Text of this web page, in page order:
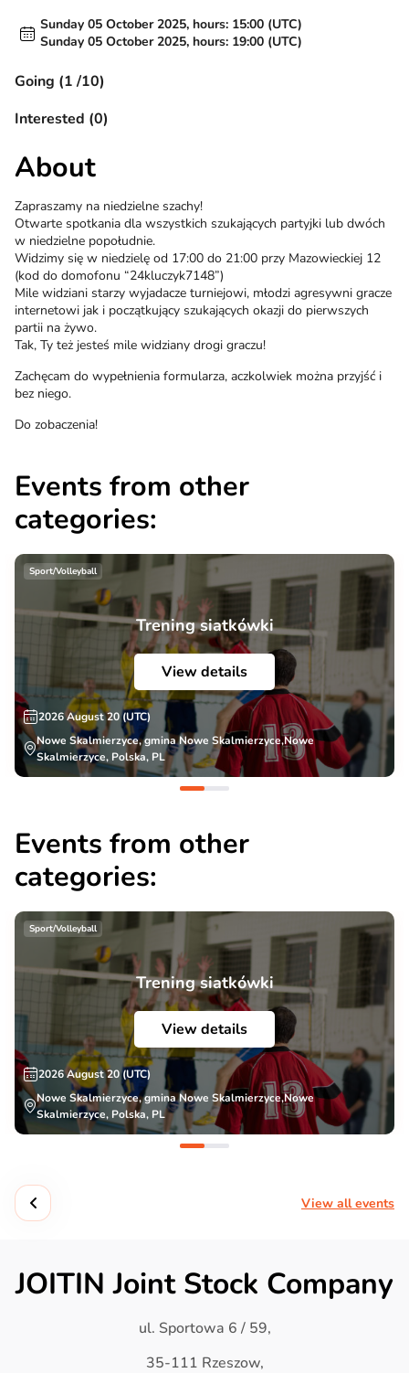
Sunday 05 October 2025, hours: 15:00 (UTC)
Sunday 05 October 2025, hours: 19:00 (UTC)
Going (1 /10)
Interested (0)
About
Zapraszamy na niedzielne szachy!
Otwarte spotkania dla wszystkich szukających partyjki lub dwóch
w niedzielne popołudnie.
Widzimy się w niedzielę od 17:00 do 21:00 przy Mazowieckiej 12
(kod do domofonu “24kluczyk7148”)
Mile widziani starzy wyjadacze turniejowi, młodzi agresywni gracze
internetowi jak i początkujący szukających okazji do pierwszych
partii na żywo.
Tak, Ty też jesteś mile widziany drogi graczu!
Zachęcam do wypełnienia formularza, aczkolwiek można przyjść i
bez niego.
Do zobaczenia!
Events from other
categories:
Sport/Volleyball
Trening siatkówki
View details
2026 August 20 (UTC)
Nowe Skalmierzyce, gmina Nowe Skalmierzyce,Nowe
Skalmierzyce, Polska, PL
Events from other
categories:
Sport/Volleyball
Trening siatkówki
View details
2026 August 20 (UTC)
Nowe Skalmierzyce, gmina Nowe Skalmierzyce,Nowe
Skalmierzyce, Polska, PL
View all events
JOITIN Joint Stock Company
ul. Sportowa 6 / 59,
35-111 Rzeszow,